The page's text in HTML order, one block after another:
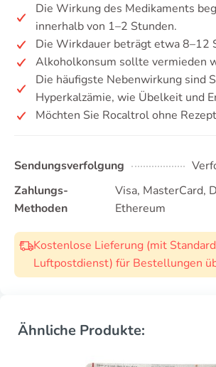
Die Wirkung des Medikaments
innerhalb von 1–2 Stunden.
Die Wirkdauer beträgt etwa 8–12
Alkoholkonsum sollte vermieden
Die häufigste Nebenwirkung sind
Hyperkalzämie, wie Übelkeit und
Möchten Sie Rocaltrol ohne
Sendungsverfolgung
Zahlungs-
Methoden
Visa, MasterCard,
Ethereum
Kostenlose Lieferung (mit
Luftpostdienst) für Bestellungen
Ähnliche Produkte: